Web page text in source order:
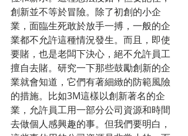
創新並不等於冒險。除了初創的小企
業，面臨生死敢於放手一搏，一般的企
業都不允許這種情況發生。而且，即使
要賭，也是老闆下決心，絕不允許員工
擅自去賭。研究一下那些鼓勵創新的企
業就會知道，它們有著細緻的防範風險
的措施。比如3M這樣以創新著名的企
業，允許員工用一部分公司資源和時間
去做個人感興趣的事。但我們要明白，